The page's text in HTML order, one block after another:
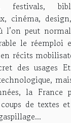
festivals,
cinéma,
l’on peut
le réemploi
récits
des usages
la France
de textes